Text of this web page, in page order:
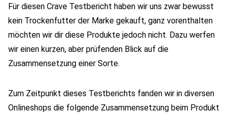
Für diesen Crave Testbericht haben wir uns zwar bewusst
kein Trockenfutter der Marke gekauft, ganz vorenthalten
möchten wir dir diese Produkte jedoch nicht. Dazu werfen
wir einen kurzen, aber prüfenden Blick auf die
Zusammensetzung einer Sorte.
Zum Zeitpunkt dieses Testberichts fanden wir in diversen
Onlineshops die folgende Zusammensetzung beim Produkt